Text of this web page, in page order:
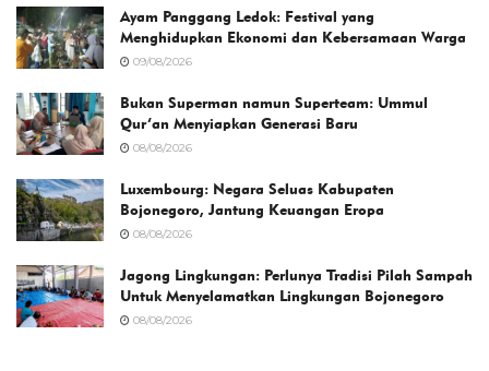
Ayam Panggang Ledok: Festival yang
Menghidupkan Ekonomi dan Kebersamaan Warga
09/08/2026
Bukan Superman namun Superteam: Ummul
Qur’an Menyiapkan Generasi Baru
08/08/2026
Luxembourg: Negara Seluas Kabupaten
Bojonegoro, Jantung Keuangan Eropa
08/08/2026
Jagong Lingkungan: Perlunya Tradisi Pilah Sampah
Untuk Menyelamatkan Lingkungan Bojonegoro
08/08/2026